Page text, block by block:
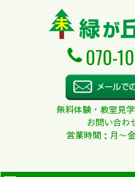
070-
無料体験・教室見
お問い合わ
営業時間：月〜